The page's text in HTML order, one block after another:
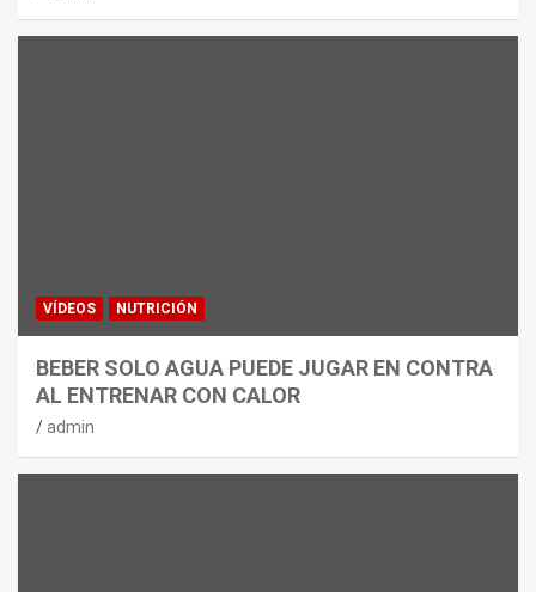
VÍDEOS NUTRICIÓN
BEBER SOLO AGUA PUEDE JUGAR EN CONTRA
AL ENTRENAR CON CALOR
admin